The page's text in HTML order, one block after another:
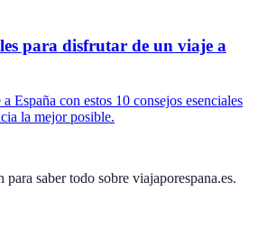
para disfrutar de un viaje a
España con estos 10 consejos esenciales
la mejor posible.
saber todo sobre viajaporespana.es.